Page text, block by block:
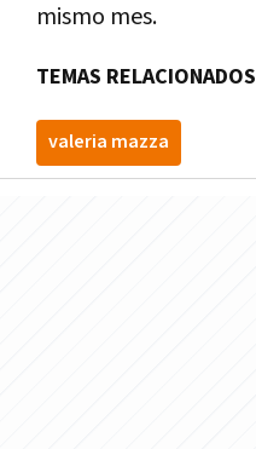
mismo mes.
TEMAS RELACIONADOS
valeria mazza